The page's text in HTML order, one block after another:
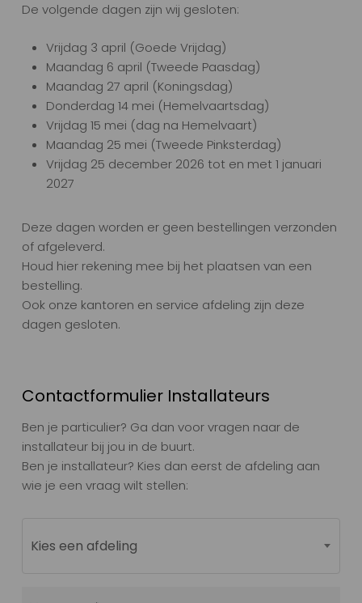
De volgende dagen zijn wij gesloten:
Vrijdag 3 april (Goede Vrijdag)
Maandag 6 april (Tweede Paasdag)
Maandag 27 april (Koningsdag)
Donderdag 14 mei (Hemelvaartsdag)
Vrijdag 15 mei (dag na Hemelvaart)
Maandag 25 mei (Tweede Pinksterdag)
Vrijdag 25 december 2026 tot en met 1 januari
2027
Deze dagen worden er geen bestellingen verzonden
of afgeleverd.
Houd hier rekening mee bij het plaatsen van een
bestelling.
Ook onze kantoren en service afdeling zijn deze
dagen gesloten.
Contactformulier Installateurs
Ben je particulier? Ga dan voor vragen naar de
installateur bij jou in de buurt.
Ben je installateur? Kies dan eerst de afdeling aan
wie je een vraag wilt stellen:
Kies een afdeling
Voornaam